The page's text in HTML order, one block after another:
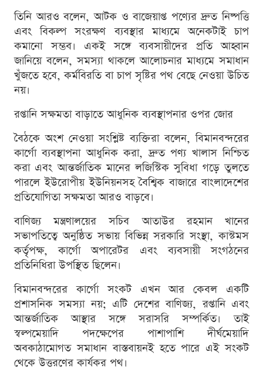
তিনি আরও বলেন, আটক ও বাজেয়াপ্ত পণ্যের দ্রুত নিষ্পত্তি
এবং বিকল্প সংরক্ষণ ব্যবস্থার মাধ্যমে অনেকটাই চাপ
কমানো সম্ভব। একই সঙ্গে ব্যবসায়ীদের প্রতি আহ্বান
জানিয়ে বলেন, সমস্যা থাকলে আলোচনার মাধ্যমে সমাধান
খুঁজতে হবে, কর্মবিরতি বা চাপ সৃষ্টির পথ বেছে নেওয়া উচিত
নয়।
রপ্তানি সক্ষমতা বাড়াতে আধুনিক ব্যবস্থাপনার ওপর জোর
বৈঠকে অংশ নেওয়া সংশ্লিষ্ট ব্যক্তিরা বলেন, বিমানবন্দরের
কার্গো ব্যবস্থাপনা আধুনিক করা, দ্রুত পণ্য খালাস নিশ্চিত
করা এবং আন্তর্জাতিক মানের লজিস্টিক সুবিধা গড়ে তুলতে
পারলে ইউরোপীয় ইউনিয়নসহ বৈশ্বিক বাজারে বাংলাদেশের
প্রতিযোগিতা সক্ষমতা আরও বাড়বে।
বাণিজ্য মন্ত্রণালয়ের সচিব আতাউর রহমান খানের
সভাপতিত্বে অনুষ্ঠিত সভায় বিভিন্ন সরকারি সংস্থা, কাস্টমস
কর্তৃপক্ষ, কার্গো অপারেটর এবং ব্যবসায়ী সংগঠনের
প্রতিনিধিরা উপস্থিত ছিলেন।
বিমানবন্দরের কার্গো সংকট এখন আর কেবল একটি
প্রশাসনিক সমস্যা নয়; এটি দেশের বাণিজ্য, রপ্তানি এবং
আন্তর্জাতিক আস্থার সঙ্গে সরাসরি সম্পর্কিত। তাই
স্বল্পমেয়াদি পদক্ষেপের পাশাপাশি দীর্ঘমেয়াদি
অবকাঠামোগত সমাধান বাস্তবায়নই হতে পারে এই সংকট
থেকে উত্তরণের কার্যকর পথ।